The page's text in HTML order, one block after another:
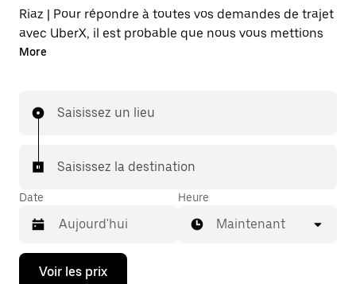
Riaz | Pour répondre à toutes vos demandes de trajet
avec UberX, il est probable que nous vous mettions
en relation avec un chauffeur de taxi. Si tel est le cas,
7 j/7), comme avec UberX, et pourrez rejoindre votre
Dans certaines villes de Suisse, pour vous assurer de
pouvez le demander dans l'application.
More
Saisissez un lieu
Saisissez la destination
Date
Appuyez
Heure
Maintenant
Voir les prix